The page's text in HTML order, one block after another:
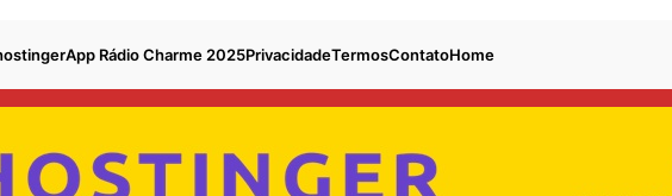
App Rádio Charme 2025PrivacidadeTermosContatoHome